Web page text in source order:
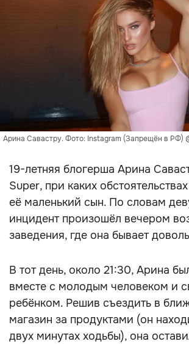
Арина Савастру. Фото: Instagram (Запрещён в РФ)
19-летняя блогерша Арина
Super, при каких
её маленький сын. По словам
инцидент произошёл вечером
заведения, где она бывает
В тот день, около 21:30, Арина
вместе с молодым человеком и
ребёнком. Решив съездить в
магазин за продуктами (он
двух минутах ходьбы), она